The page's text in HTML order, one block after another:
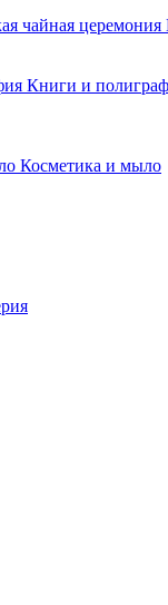
Книги и
Косметика и мыло